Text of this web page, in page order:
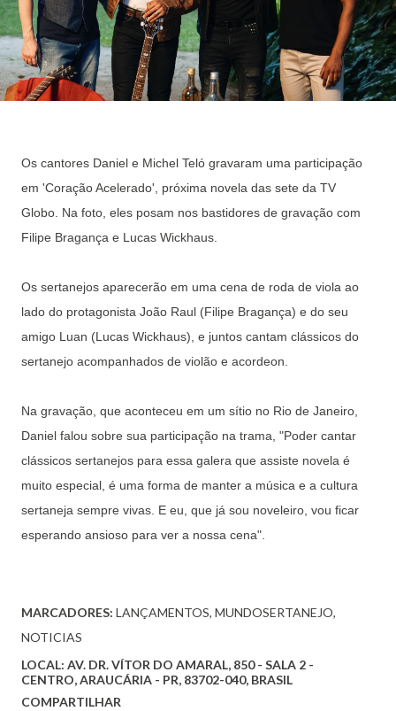
Os cantores Daniel e Michel Teló gravaram uma participação
em 'Coração Acelerado', próxima novela das sete da TV
Globo. Na foto, eles posam nos bastidores de gravação com
Filipe Bragança e Lucas Wickhaus.
Os sertanejos aparecerão em uma cena de roda de viola ao
lado do protagonista João Raul (Filipe Bragança) e do seu
amigo Luan (Lucas Wickhaus), e juntos cantam clássicos do
sertanejo acompanhados de violão e acordeon.
Na gravação, que aconteceu em um sítio no Rio de Janeiro,
Daniel falou sobre sua participação na trama, "Poder cantar
clássicos sertanejos para essa galera que assiste novela é
muito especial, é uma forma de manter a música e a cultura
sertaneja sempre vivas. E eu, que já sou noveleiro, vou ficar
esperando ansioso para ver a nossa cena".
MARCADORES: LANÇAMENTOS MUNDOSERTANEJO
NOTICIAS
LOCAL: AV. DR. VÍTOR DO AMARAL, 850 - SALA 2 -
CENTRO, ARAUCÁRIA - PR, 83702-040, BRASIL
COMPARTILHAR